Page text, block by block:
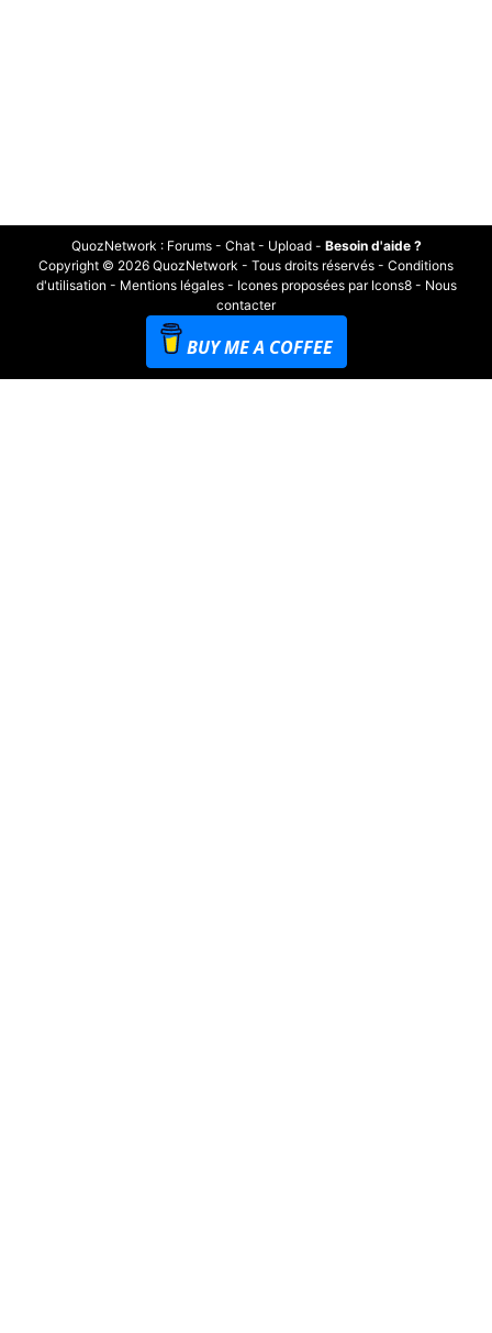
QuozNetwork : Forums- Chat- Upload- Besoin d'aide ?
Copyright © 2026 QuozNetwork - Tous droits réservés - Conditions
d'utilisation - Mentions légales- Icones proposées par Icons8- Nous
contacter
BUY ME A COFFEE